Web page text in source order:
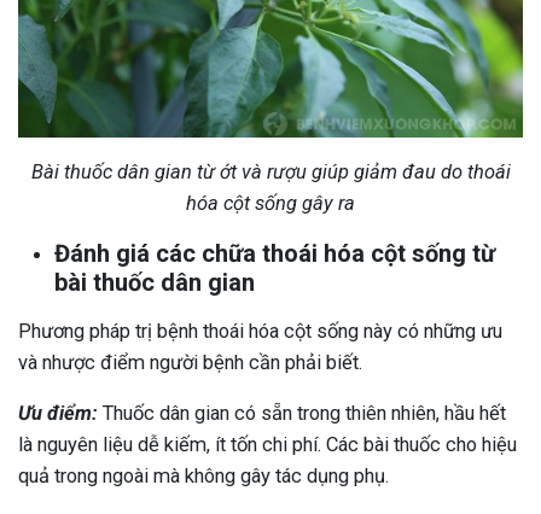
Bài thuốc dân gian từ ớt và rượu giúp giảm đau do thoái
hóa cột sống gây ra
Đánh giá các chữa thoái hóa cột sống từ
bài thuốc dân gian
Phương pháp trị bệnh thoái hóa cột sống này có những ưu
và nhược điểm người bệnh cần phải biết.
Ưu điểm: Thuốc dân gian có sẵn trong thiên nhiên, hầu hết
là nguyên liệu dễ kiếm, ít tốn chi phí. Các bài thuốc cho hiệu
quả trong ngoài mà không gây tác dụng phụ.